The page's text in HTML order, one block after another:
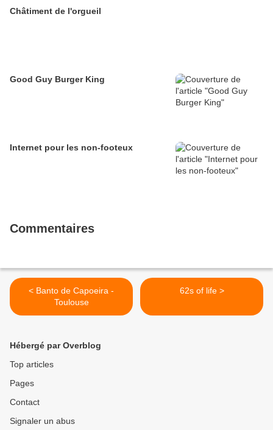
Châtiment de l'orgueil
Good Guy Burger King
Internet pour les non-footeux
Commentaires
< Banto de Capoeira -
Toulouse
62s of life >
Hébergé par Overblog
Top articles
Pages
Contact
Signaler un abus